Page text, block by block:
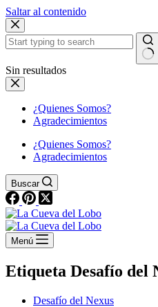
Saltar al contenido
Sin resultados
¿Quienes Somos?
Agradecimientos
¿Quienes Somos?
Agradecimientos
Buscar
Menú
Etiqueta Desafío del
Desafío del Nexus